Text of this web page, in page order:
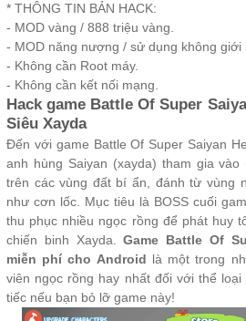
* THÔNG TIN BẢN HACK:
- MOD vàng / 888 triệu vàng.
- MOD năng nượng / sử dụng không giới
- Không cần Root máy.
- Không cần kết nối mạng.
Hack game Battle Of Super
Siêu Xayda
Đến với game Battle Of Super Saiyan
anh hùng Saiyan (xayda) tham gia
trên các vùng đất bí ẩn, đánh từ vùng
như cơn lốc. Mục tiêu là BOSS cuối
thu phục nhiều ngọc rồng để phát huy
chiến binh Xayda.Game Battle Of
miễn phí cho Android là một trong
viên ngọc rồng hay nhất đối với thể loại
tiếc nếu bạn bỏ lỡ game này!